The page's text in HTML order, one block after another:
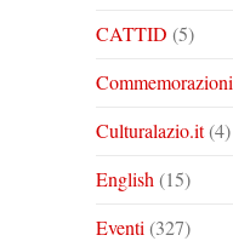
CATTID (5)
Commemorazioni
Culturalazio.it(4)
English (15)
Eventi (327)